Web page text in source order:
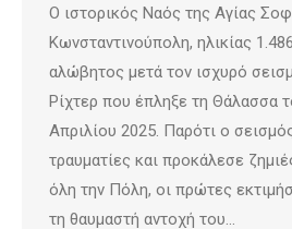
Ο ιστορικός Ναός της Αγίας
Κωνσταντινούπολη, ηλικίας
αλώβητος μετά τον ισχυρό
Ρίχτερ που έπληξε τη Θάλασσα
Απριλίου 2025. Παρότι ο
τραυματίες και προκάλεσε
όλη την Πόλη, οι πρώτες
τη θαυμαστή αντοχή του…